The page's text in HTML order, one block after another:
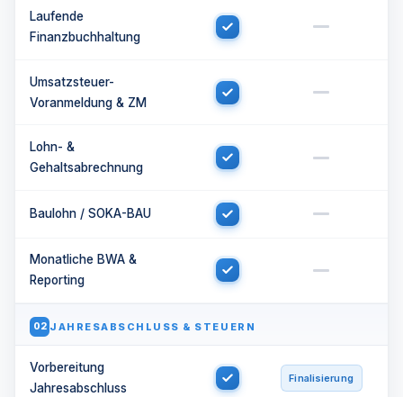
Laufende
Finanzbuchhaltung
Umsatzsteuer-
Voranmeldung & ZM
Lohn- &
Gehaltsabrechnung
Baulohn / SOKA-BAU
Monatliche BWA &
Reporting
02 JAHRESABSCHLUSS & STEUERN
Vorbereitung
Jahresabschluss
Finalisierung